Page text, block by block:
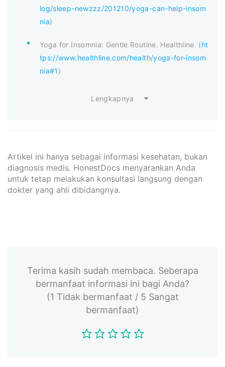
log/sleep-newzzz/201210/yoga-can-help-insom
nia)
Yoga for Insomnia: Gentle Routine. Healthline. (ht
tps://www.healthline.com/health/yoga-for-insom
nia#1 )
Lengkapnya
Artikel ini hanya sebagai informasi kesehatan, bukan
diagnosis medis. HonestDocs menyarankan Anda
untuk tetap melakukan konsultasi langsung dengan
dokter yang ahli dibidangnya.
Terima kasih sudah membaca. Seberapa
bermanfaat informasi ini bagi Anda?
(1 Tidak bermanfaat / 5 Sangat
bermanfaat)